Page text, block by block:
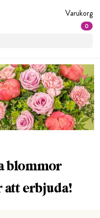
Varukorg
0
blommor
att erbjuda!